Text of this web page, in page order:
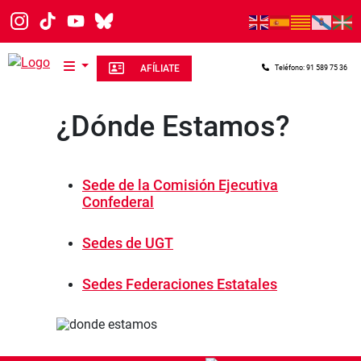
Pasar al contenido principal
AFÍLIATE Teléfono: 91 589 75 36
¿Dónde Estamos?
Sede de la Comisión Ejecutiva
Confederal
Sedes de UGT
Sedes Federaciones Estatales